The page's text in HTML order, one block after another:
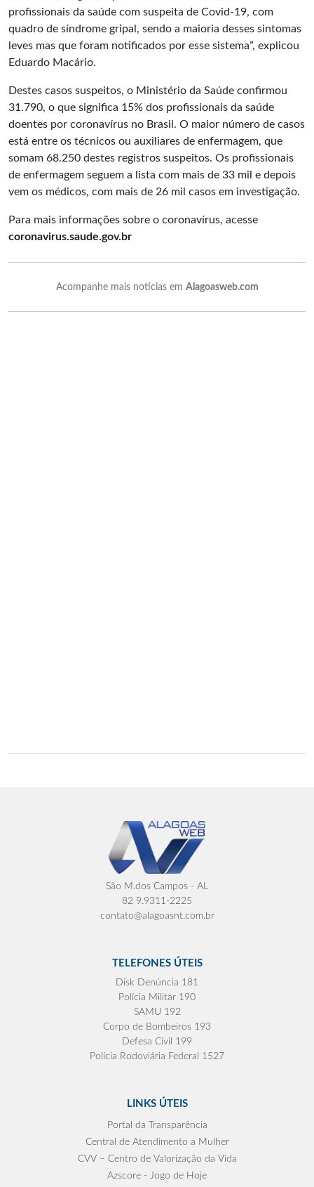
profissionais da saúde com suspeita de Covid-19, com
quadro de síndrome gripal, sendo a maioria desses sintomas
leves mas que foram notificados por esse sistema”, explicou
Eduardo Macário.
Destes casos suspeitos, o Ministério da Saúde confirmou
31.790, o que significa 15% dos profissionais da saúde
doentes por coronavírus no Brasil. O maior número de casos
está entre os técnicos ou auxiliares de enfermagem, que
somam 68.250 destes registros suspeitos. Os profissionais
de enfermagem seguem a lista com mais de 33 mil e depois
vem os médicos, com mais de 26 mil casos em investigação.
Para mais informações sobre o coronavírus, acesse
coronavirus.saude.gov.br
Acompanhe mais notícias em Alagoasweb.com
São M.dos Campos - AL
82 9.9311-2225
contato@alagoasnt.com.br
TELEFONES ÚTEIS
Disk Denúncia 181
Polícia Militar 190
SAMU 192
Corpo de Bombeiros 193
Defesa Civil 199
Polícia Rodoviária Federal 1527
LINKS ÚTEIS
Portal da Transparência
Central de Atendimento a Mulher
CVV – Centro de Valorização da Vida
Azscore - Jogo de Hoje